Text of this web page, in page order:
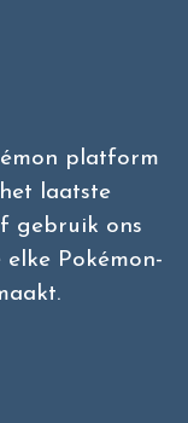
platform
laatste
gebruik ons
Pokémon-